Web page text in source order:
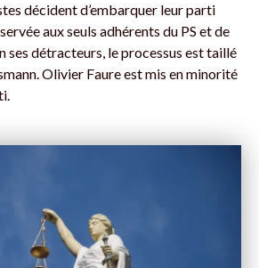
décident d’embarquer leur parti
aux seuls adhérents du PS et de
ses détracteurs, le processus est taillé
Olivier Faure est mis en minorité